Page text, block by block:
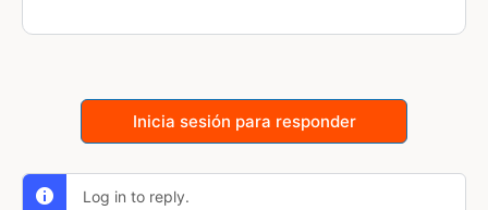
Inicia sesión para responder
Log in to reply.